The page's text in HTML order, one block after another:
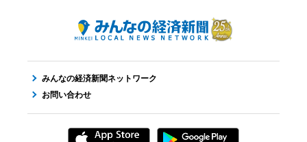
みんなの経済新聞ネットワーク
お問い合わせ